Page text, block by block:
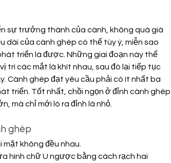
sự trưởng thành của cành, không quá già
dài của cành ghép có thể tùy ý, miễn sao
triển là được. Những giai đoạn này thể
trí các mắt lá khít nhau, sau đó lại tiếp tục
Cành ghép đạt yêu cầu phải có ít nhất ba
triển. Tốt nhất, chồi ngọn ở đỉnh cành ghép
mà chỉ mới ló ra đỉnh lá nhỏ.
ghép
không đều nhau.
hình chữ U ngược bằng cách rạch hai